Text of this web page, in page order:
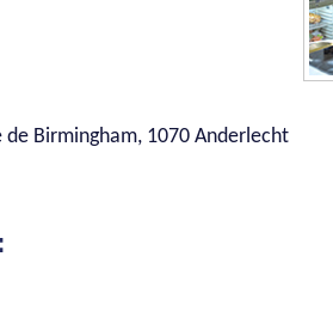
de Birmingham, 1070 Anderlecht